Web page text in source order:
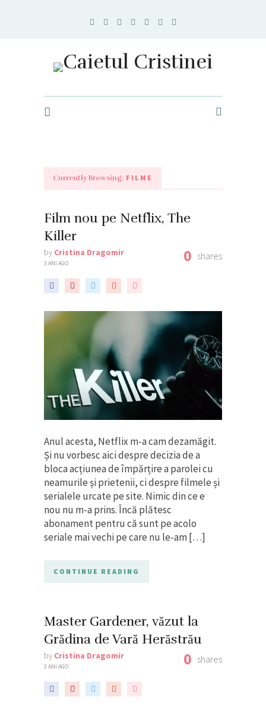
Caietul Cristinei
Currently Browsing: FILME
Film nou pe Netflix, The
Killer
by Cristina Dragomir
3 ANI AGO 0 shares
Anul acesta, Netflix m-a cam dezamăgit.
Și nu vorbesc aici despre decizia de a
bloca acțiunea de împărțire a parolei cu
neamurile și prietenii, ci despre filmele și
serialele urcate pe site. Nimic din ce e
nou nu m-a prins. Încă plătesc
abonament pentru că sunt pe acolo
seriale mai vechi pe care nu le-am […]
CONTINUE READING
Master Gardener, văzut la
Grădina de Vară Herăstrău
by Cristina Dragomir
3 ANI AGO 0 shares